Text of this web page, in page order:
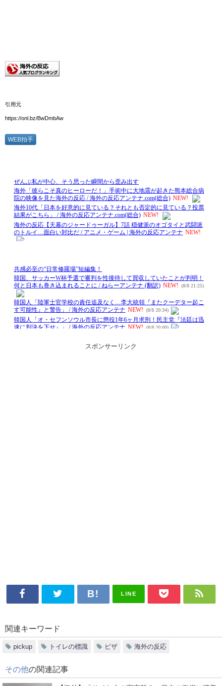
引用元
https://onl.bz/BwDmbAw
WEB拍手
スポンサーリンク
LINE
関連キーワード
pickup トイレの標識 ピザ 海外の反応
その他の関連記事